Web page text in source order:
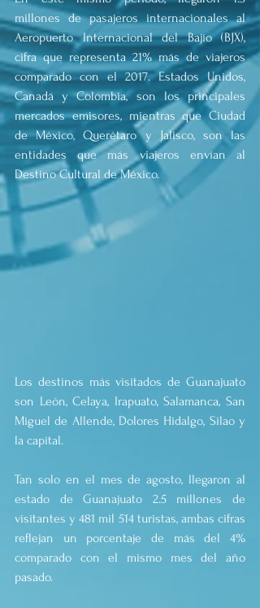
millones de pasajeros internacionales al
Aeropuerto Internacional del Bajío (BJX),
cifra que representa 21% más de viajeros
comparado con el 2017. Estados Unidos,
Canadá y Colombia, son los principales
mercados emisores, mientras que Ciudad
de México, Querétaro y Jalisco, son las
entidades que más viajeros envían al
Destino Cultural de México.
Los destinos más visitados de Guanajuato
son León, Celaya, Irapuato, Salamanca, San
Miguel de Allende, Dolores Hidalgo, Silao y
la capital.
Tan solo en el mes de agosto, llegaron al
estado de Guanajuato 2.5 millones de
visitantes y 481 mil 514 turistas, ambas cifras
reflejan un porcentaje de más del 4%
comparado con el mismo mes del año
pasado.